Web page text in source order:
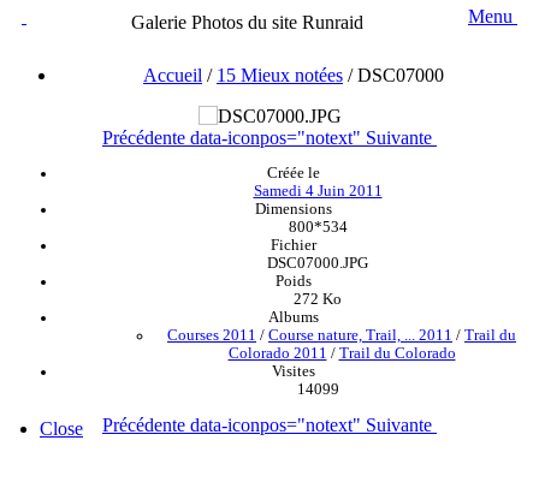
Galerie Photos du site Runraid Menu
Accueil / 15 Mieux notées /DSC07000
Précédente data-iconpos="notext" Suivante
Créée le
Samedi 4 Juin 2011
Dimensions
800*534
Fichier
DSC07000.JPG
Poids
272 Ko
Albums
Courses 2011 / Course nature, Trail, ... 2011 / Trail du
Colorado 2011 / Trail du Colorado
Visites
14099
Précédente data-iconpos="notext" Suivante
Close